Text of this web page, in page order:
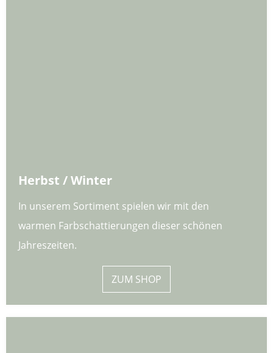
Herbst / Winter
In unserem Sortiment spielen wir mit den
warmen Farbschattierungen dieser schönen
Jahreszeiten.
ZUM SHOP